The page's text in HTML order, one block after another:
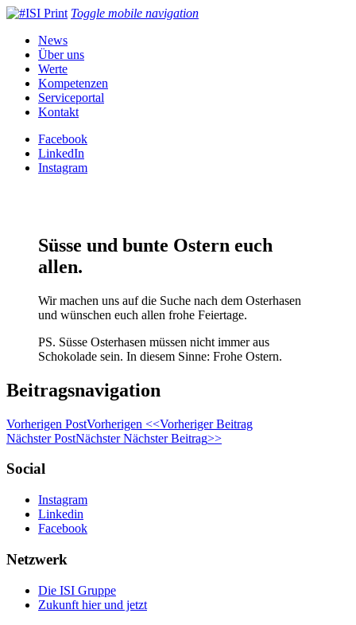
ISI Print Toggle mobile navigation
News
Über uns
Werte
Kompetenzen
Serviceportal
Kontakt
Facebook
LinkedIn
Instagram
Süsse und bunte Ostern euch
allen.
Wir machen uns auf die Suche nach dem Osterhasen
und wünschen euch allen frohe Feiertage.
PS. Süsse Osterhasen müssen nicht immer aus
Schokolade sein. In diesem Sinne: Frohe Ostern.
Beitragsnavigation
Vorherigen PostVorherigen <<Vorheriger Beitrag
Nächster PostNächster Nächster Beitrag>>
Social
Instagram
Linkedin
Facebook
Netzwerk
Die ISI Gruppe
Zukunft hier und jetzt